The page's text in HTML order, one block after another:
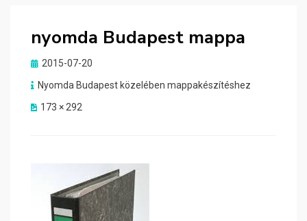
nyomda Budapest mappa
Posted
2015-07-20
Nyomda Budapest közelében mappakészítéshez
173 × 292